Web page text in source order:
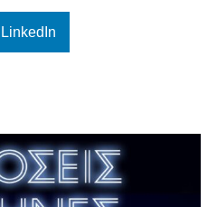
LinkedIn